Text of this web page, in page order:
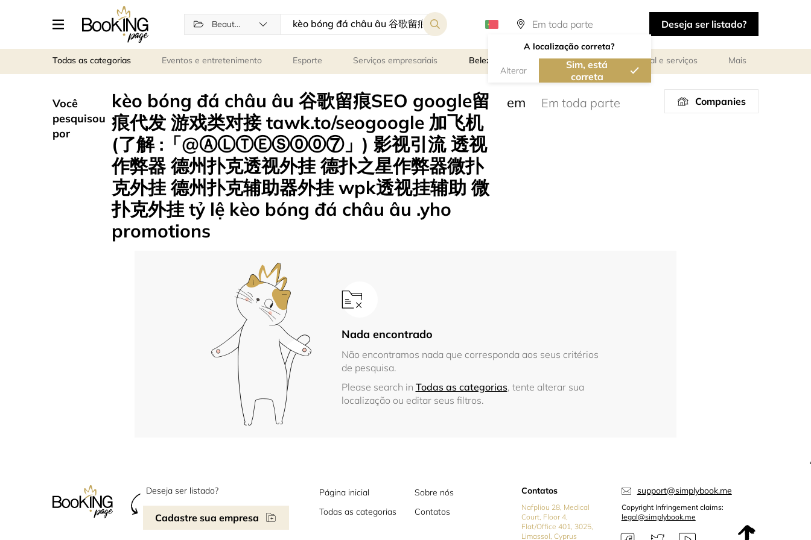
Beauty and wellness
A localização correta?
Alterar
Sim, está
correta
Deseja ser listado?
Todas as categorias Eventos e entretenimento Esporte Serviços empresariais Beleza e bem-estar Reuniões de pessoal e serviços Mais
Você
pesquisou
por
kèo bóng đá châu âu 谷歌留痕SEO google留
痕代发 游戏类对接 tawk.to/seogoogle 加飞机
(了解 :「@ⒶⓁⓉⒺⓈ⓪⓪⑦」) 影视引流 透视
作弊器 德州扑克透视外挂 德扑之星作弊器微扑
克外挂 德州扑克辅助器外挂 wpk透视挂辅助 微
扑克外挂 tỷ lệ kèo bóng đá châu âu .yho
promotions
em Companies
Nada encontrado
Não encontramos nada que corresponda aos seus critérios
de pesquisa.
Please search in Todas as categorias, tente alterar sua
localização ou editar seus filtros.
Deseja ser listado?
Cadastre sua empresa
Página inicial
Sobre nós
Todas as categorias
Contatos
Contatos
Nafpliou 28, Medical
Court, Floor 4,
Flat/Office 401, 3025,
Limassol, Cyprus
support@simplybook.me
Copyright Infringement claims:
legal@simplybook.me